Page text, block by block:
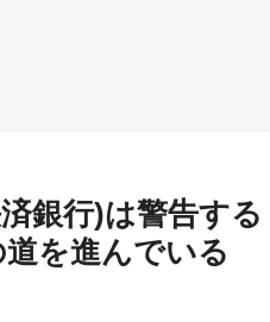
銀行)は警告す
を進んでいる